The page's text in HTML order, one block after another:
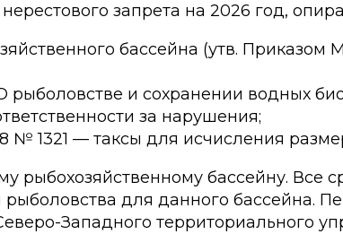
запрета на 2026 год,
бассейна (утв. Приказом
и сохранении водных
за нарушения;
№ 1321 — таксы для исчисления
рыбохозяйственному бассейну.
для данного бассейна.
Западного территориального